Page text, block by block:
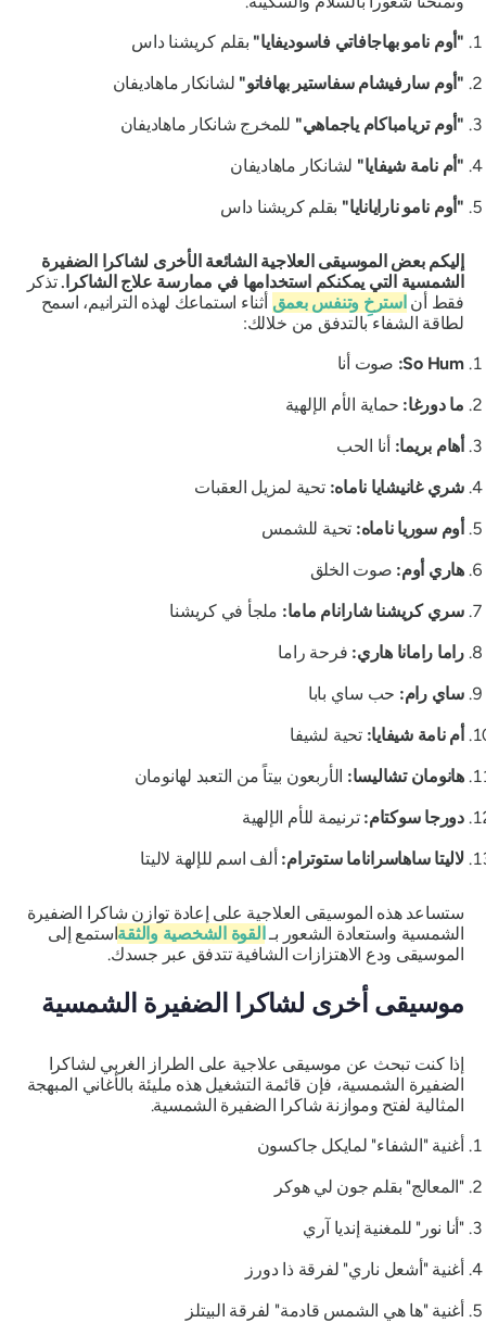
"أوم نامو بهاجافاتي فاسوديفايا"بقلم كريشنا داس
"أوم سارفيشام سفاستير بهافاتو"لشانكار ماهاديفان
"أوم تريامباكام ياجماهي"للمخرج شانكار ماهاديفان
"أم نامة شيفايا"لشانكار ماهاديفان
"أوم نامو نارايانايا"بقلم كريشنا داس
إليكم بعض الموسيقى العلاجية الشائعة الأخرى لشاكرا الضفيرة
الشمسية التي يمكنكم استخدامها في ممارسة علاج الشاكرا. تذكر
فقط أناسترخِ وتنفس بعمقأثناء استماعك لهذه الترانيم، اسمح
لطاقة الشفاء بالتدفق من خلالك:
So Hum: صوت أنا
ما دورغا:حماية الأم الإلهية
أهام بريما:أنا الحب
شري غانيشايا ناماه:تحية لمزيل العقبات
أوم سوريا ناماه:تحية للشمس
هاري أوم:صوت الخلق
سري كريشنا شارانام ماما:ملجأ في كريشنا
راما رامانا هاري:فرحة راما
ساي رام:حب ساي بابا
أم نامة شيفايا:تحية لشيفا
هانومان تشاليسا:الأربعون بيتاً من التعبد لهانومان
دورجا سوكتام:ترنيمة للأم الإلهية
لاليتا ساهاسراناما ستوترام:ألف اسم للإلهة لاليتا
ستساعد هذه الموسيقى العلاجية على إعادة توازن شاكرا الضفيرة
الشمسية واستعادة الشعور بـالقوة الشخصية والثقةاستمع إلى
الموسيقى ودع الاهتزازات الشافية تتدفق عبر جسدك.
موسيقى أخرى لشاكرا الضفيرة الشمسية
إذا كنت تبحث عن موسيقى علاجية على الطراز الغربي لشاكرا
الضفيرة الشمسية، فإن قائمة التشغيل هذه مليئة بالأغاني المبهجة
المثالية لفتح وموازنة شاكرا الضفيرة الشمسية.
أغنية "الشفاء" لمايكل جاكسون
"المعالج" بقلم جون لي هوكر
"أنا نور" للمغنية إنديا آري
أغنية "أشعل ناري" لفرقة ذا دورز
أغنية "ها هي الشمس قادمة" لفرقة البيتلز